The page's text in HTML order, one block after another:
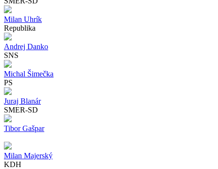
Milan Uhrík
Republika
Andrej Danko
SNS
Michal Šimečka
PS
Juraj Blanár
SMER-SD
Tibor Gašpar
Milan Majerský
KDH